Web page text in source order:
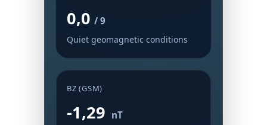
0,0 / 9
Quiet geomagnetic conditions
BZ (GSM)
-1,29 nT